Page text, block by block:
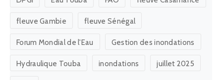
fleuve Gambie fleuve Sénégal
Forum Mondial de l'Eau Gestion des inondations
Hydraulique Touba inondations juillet 2025